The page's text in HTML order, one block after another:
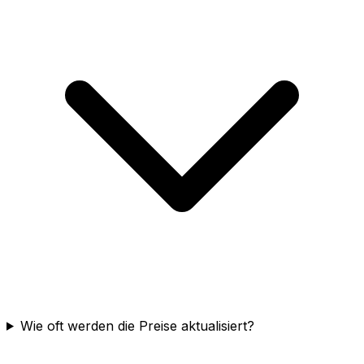
Wie oft werden die Preise aktualisiert?